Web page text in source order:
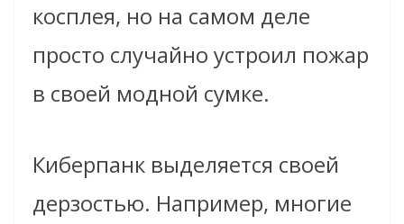
косплея, но на самом деле
просто случайно устроил пожар
в своей модной сумке.
Киберпанк выделяется своей
дерзостью. Например, многие